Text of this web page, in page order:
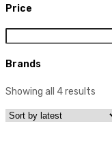
Price
Brands
Showing all 4 results